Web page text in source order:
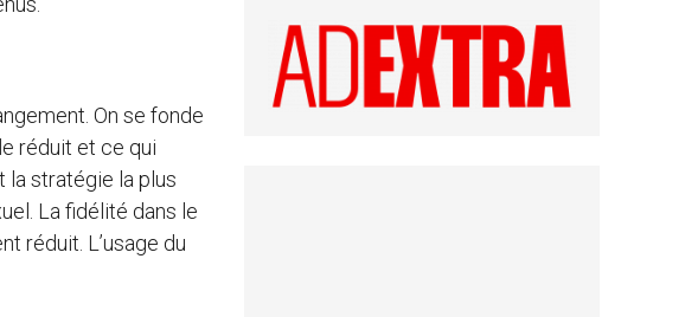
On se fonde
réduit et ce qui
la stratégie la plus
La fidélité dans le
réduit. L’usage du